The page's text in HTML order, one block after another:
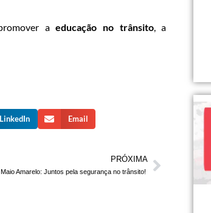
aeducação no trânsito, a
LinkedIn Email
PRÓXIMA
Maio Amarelo: Juntos pela segurança no trânsito!